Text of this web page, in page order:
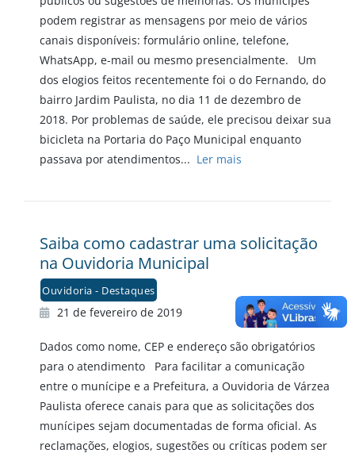
podem registrar as mensagens por meio de vários
canais disponíveis: formulário online, telefone,
WhatsApp, e-mail ou mesmo presencialmente. Um
dos elogios feitos recentemente foi o do Fernando, do
bairro Jardim Paulista, no dia 11 de dezembro de
2018. Por problemas de saúde, ele precisou deixar sua
bicicleta na Portaria do Paço Municipal enquanto
passava por atendimentos... Ler mais
Saiba como cadastrar uma solicitação
na Ouvidoria Municipal
Ouvidoria - Destaques
21 de fevereiro de 2019
Dados como nome, CEP e endereço são obrigatórios
para o atendimento Para facilitar a comunicação
entre o munícipe e a Prefeitura, a Ouvidoria de Várzea
Paulista oferece canais para que as solicitações dos
munícipes sejam documentadas de forma oficial. As
reclamações, elogios, sugestões ou críticas podem ser